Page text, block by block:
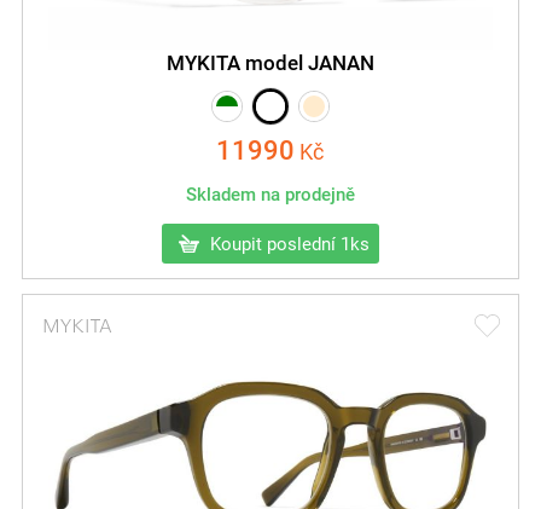
MYKITA model JANAN
11990 Kč
Skladem na prodejně
Koupit poslední 1ks